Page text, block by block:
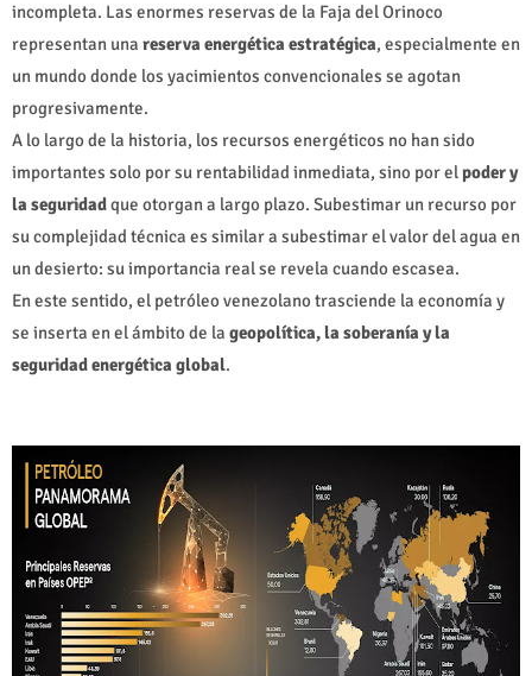
incompleta. Las enormes reservas de la Faja del Orinoco
representan una reserva energética estratégica, especialmente en
un mundo donde los yacimientos convencionales se agotan
progresivamente.
A lo largo de la historia, los recursos energéticos no han sido
importantes solo por su rentabilidad inmediata, sino por el poder y
la seguridadque otorgan a largo plazo. Subestimar un recurso por
su complejidad técnica es similar a subestimar el valor del agua en
un desierto: su importancia real se revela cuando escasea.
En este sentido, el petróleo venezolano trasciende la economía y
se inserta en el ámbito de la geopolítica, la soberanía y la
seguridad energética global.